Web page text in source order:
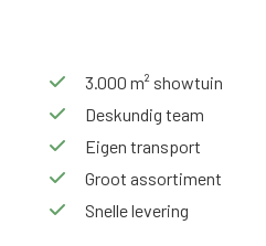
3.000 m² showtuin
Deskundig team
Eigen transport
Groot assortiment
Snelle levering